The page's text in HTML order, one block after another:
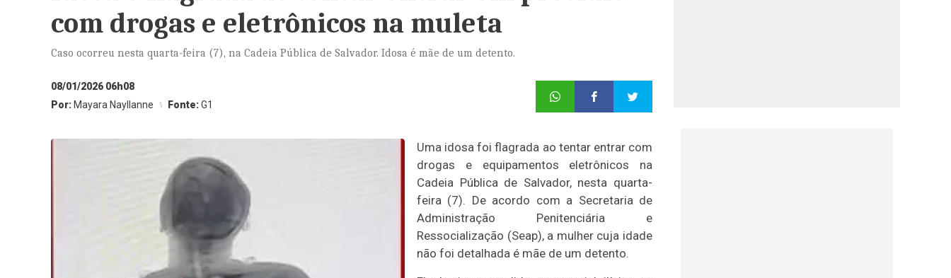
com drogas e eletrônicos na muleta
Caso ocorreu nesta quarta-feira (7), na Cadeia Pública de Salvador. Idosa é mãe de um detento.
08/01/2026 06h08
Por: Mayara Nayllanne Fonte:G1
Uma idosa foi flagrada ao tentar entrar com
drogas e equipamentos eletrônicos na
Cadeia Pública de Salvador, nesta quarta-
feira (7). De acordo com a Secretaria de
Administração Penitenciária e
Ressocialização (Seap), a mulher cuja idade
não foi detalhada é mãe de um detento.